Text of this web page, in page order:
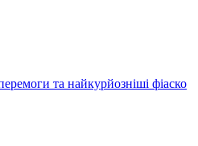
та найкурйозніші фіаско